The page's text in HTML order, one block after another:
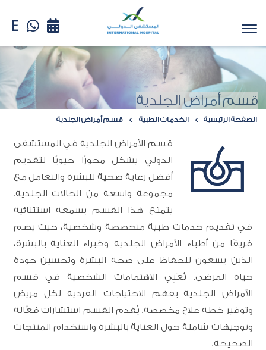
قسم أمراض الجلدية
الصفحة الرئيسية الخدمات الطبية قسم أمراض الجلدية
قسم الأمراض الجلدية في المستشفى
الدولي يشكل محورًا حيويًا لتقديم
أفضل رعاية صحية للبشرة والتعامل مع
مجموعة واسعة من الحالات الجلدية.
يتمتع هذا القسم بسمعة استثنائية
في تقديم خدمات طبية متخصصة وشخصية، حيث يضم
فريقًا من أطباء الأمراض الجلدية وخبراء العناية بالبشرة،
الذين يسعون للحفاظ على صحة البشرة وتحسين جودة
حياة المرضى. تُعَنِي الاهتمامات الشخصية في قسم
الأمراض الجلدية بفهم الاحتياجات الفردية لكل مريض
وتوفير خطة علاج مخصصة. يُقدم القسم استشارات فعّالة
وتوجيهات شاملة حول العناية بالبشرة واستخدام المنتجات
الصحيحة.